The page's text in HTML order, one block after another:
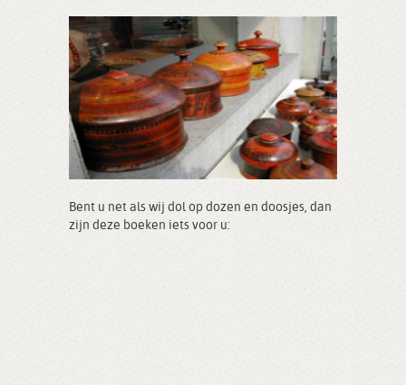
Bent u net als wij dol op dozen en doosjes, dan
zijn deze boeken iets voor u: